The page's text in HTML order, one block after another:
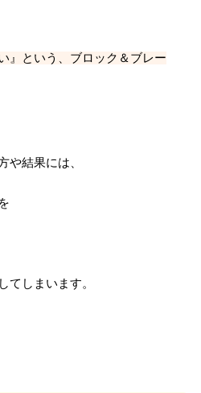
』という、ブロック＆ブレー
や結果には、
てしまいます。